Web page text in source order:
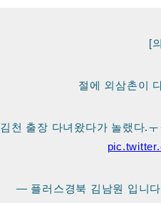
[
절에 외삼촌이
김천 출장 다녀왔다가 놀랬다.ㅜ
— 플러스경북 김남원 입니